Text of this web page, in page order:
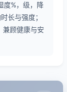
%，级，降
长与强度；
兼顾健康与安